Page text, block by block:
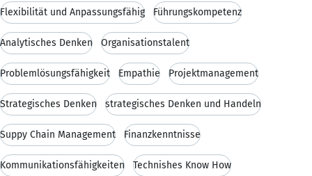
Flexibilität und Anpassungsfähig Führungskompetenz
Analytisches Denken Organisationstalent
Problemlösungsfähigkeit Empathie Projektmanagement
Strategisches Denken strategisches Denken und Handeln
Suppy Chain Management Finanzkenntnisse
Kommunikationsfähigkeiten Technishes Know How